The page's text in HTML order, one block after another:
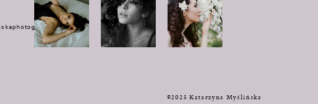
©2025 Katarzyna Myślińska